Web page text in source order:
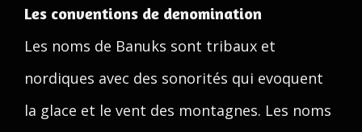
Les conventions de denomination
Les noms de Banuks sont tribaux et
nordiques avec des sonorités qui evoquent
la glace et le vent des montagnes. Les noms